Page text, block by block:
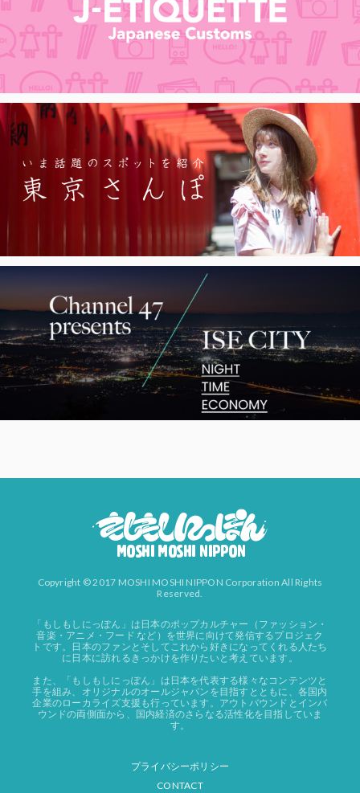
Copyright © 2017 MOSHI MOSHI NIPPON Corporation All Rights
Reserved.
「もしもしにっぽん」は日本のポップカルチャー（ファッション・
音楽・アニメ・フード など）を世界に向けて発信するプロジェク
トです。日本のファンとそしてこれから好きになってくれる人たち
に日本に訪れるきっかけを作りたいと考えています。
また、「もしもしにっぽん」は日本を代表する様々なコンテンツと
手を組み、オリジナルのオールジャパンを目指すとともに、各国内
企業のローカライズ支援も行っています。アウトバウンドとインバ
ウンドの両側面から、国内経済のさらなる活性化を目指していま
す。
プライバシーポリシー
CONTACT